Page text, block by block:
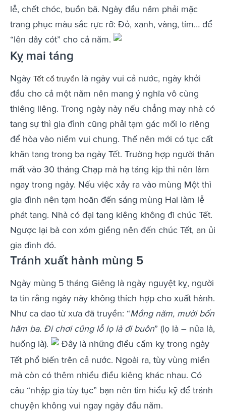
lễ, chết chóc, buồn bã. Ngày đầu năm phải mặc
trang phục màu sắc rực rỡ: Đỏ, xanh, vàng, tím… để
“lên dây cót” cho cả năm.
Kỵ mai táng
Ngày Tết cổ truyền là ngày vui cả nước, ngày khởi
đầu cho cả một năm nên mang ý nghĩa vô cùng
thiêng liêng. Trong ngày này nếu chẳng may nhà có
tang sự thì gia đình cũng phải tạm gác mối lo riêng
để hòa vào niềm vui chung. Thế nên mới có tục cất
khăn tang trong ba ngày Tết. Trường hợp người thân
mất vào 30 tháng Chạp mà hạ táng kịp thì nên làm
ngay trong ngày. Nếu việc xảy ra vào mùng Một thì
gia đình nên tạm hoãn đến sáng mùng Hai làm lễ
phát tang. Nhà có đại tang kiêng không đi chúc Tết.
Ngược lại bà con xóm giềng nên đến chúc Tết, an ủi
gia đình đó.
Tránh xuất hành mùng 5
Ngày mùng 5 tháng Giêng là ngày nguyệt kỵ, người
ta tin rằng ngày này không thích hợp cho xuất hành.
Như ca dao từ xưa đã truyền: “Mồng năm, mười bốn
hăm ba. Đi chơi cũng lỗ lọ là đi buôn” (lọ là – nữa là,
huống là).
Đây là những điều cấm kỵ trong ngày
Tết phổ biến trên cả nước. Ngoài ra, tùy vùng miền
mà còn có thêm nhiều điều kiêng khác nhau. Có
câu “nhập gia tùy tục” bạn nên tìm hiểu kỹ để tránh
chuyện không vui ngay ngày đầu năm.